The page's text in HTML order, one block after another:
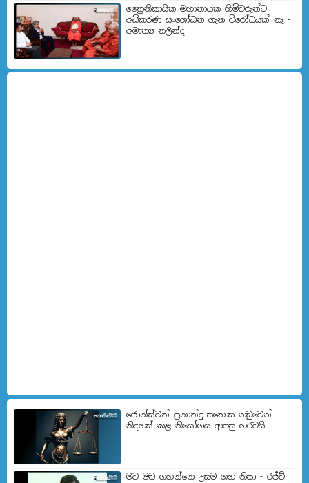
ත්‍රෛනිකායික මහානායක හිමිවරුන්ට
අධිකරණ සංශෝධන ගැන විරෝධයක් නෑ -
අමාත්‍ය නලින්ද
ජොන්ස්ටන් ප්‍රනාන්දු සතොස නඩුවෙන්
නිදහස් කළ නියෝගය ආපසු හරවයි
මට මඩ ගහන්නෙ උසම ගහ නිසා - රජීව්